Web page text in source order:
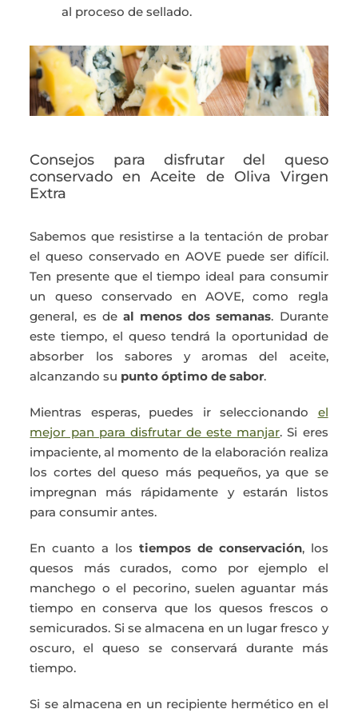
al proceso de sellado.
Consejos para disfrutar del queso
conservado en Aceite de Oliva Virgen
Extra
Sabemos que resistirse a la tentación de probar
el queso conservado en AOVE puede ser difícil.
Ten presente que el tiempo ideal para consumir
un queso conservado en AOVE, como regla
general, es de al menos dos semanas. Durante
este tiempo, el queso tendrá la oportunidad de
absorber los sabores y aromas del aceite,
alcanzando su punto óptimo de sabor.
Mientras esperas, puedes ir seleccionando el
mejor pan para disfrutar de este manjar. Si eres
impaciente, al momento de la elaboración realiza
los cortes del queso más pequeños, ya que se
impregnan más rápidamente y estarán listos
para consumir antes.
En cuanto a los tiempos de conservación, los
quesos más curados, como por ejemplo el
manchego o el pecorino, suelen aguantar más
tiempo en conserva que los quesos frescos o
semicurados. Si se almacena en un lugar fresco y
oscuro, el queso se conservará durante más
tiempo.
Si se almacena en un recipiente hermético en el